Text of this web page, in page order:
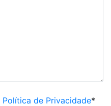
Política de Privacidade*